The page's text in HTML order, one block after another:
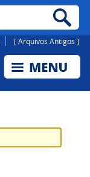
[ Arquivos Antigos ]